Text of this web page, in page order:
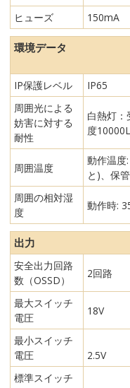
ヒューズ
150mA
環境データ
IP保護レベル
IP65
周囲光による
妨害に対する
耐性
白熱灯
度
周囲温度
動作温
と)、保
周囲の相対湿
度
動作時:
出力
安全出力回路
数（OSSD）
2回路
最大スイッチ
電圧
18V
最小スイッチ
電圧
2.5V
標準スイッチ